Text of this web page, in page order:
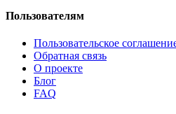
Пользователям
Пользовательское
Обратная связь
О проекте
Блог
FAQ